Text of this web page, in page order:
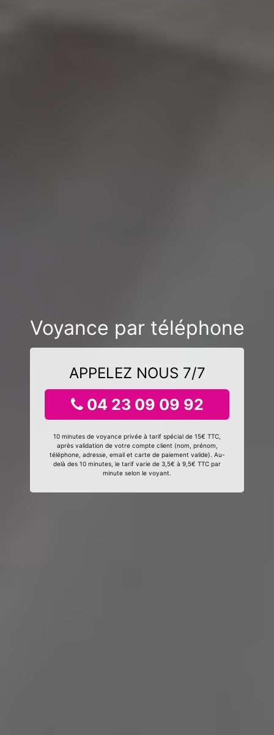
Voyance par téléphone
APPELEZ NOUS 7/7
04 23 09 09 92
10 minutes de voyance privée à tarif spécial de 15€ TTC,
après validation de votre compte client (nom, prénom,
téléphone, adresse, email et carte de paiement valide). Au-
delà des 10 minutes, le tarif varie de 3,5€ à 9,5€ TTC par
minute selon le voyant.